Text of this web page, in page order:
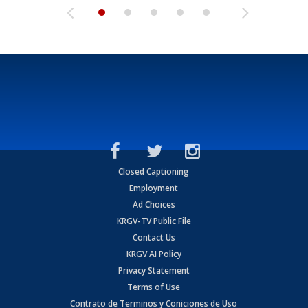
Closed Captioning
Employment
Ad Choices
KRGV-TV Public File
Contact Us
KRGV AI Policy
Privacy Statement
Terms of Use
Contrato de Terminos y Coniciones de Uso